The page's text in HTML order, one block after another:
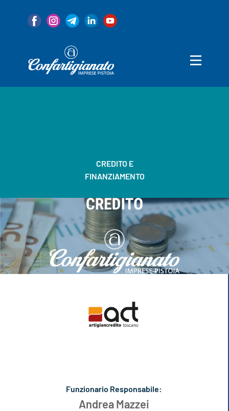
Associazione
Servizi
CREDITO E
FINANZIAMENTO
Funzionario Responsabile:
Andrea Mazzei